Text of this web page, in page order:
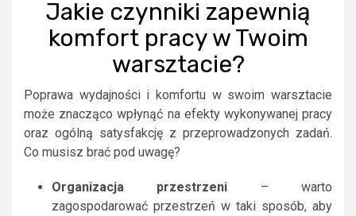
Jakie czynniki zapewnią
komfort pracy w Twoim
warsztacie?
Poprawa wydajności i komfortu w swoim warsztacie
może znacząco wpłynąć na efekty wykonywanej pracy
oraz ogólną satysfakcję z przeprowadzonych zadań.
Co musisz brać pod uwagę?
Organizacja przestrzeni – warto
zagospodarować przestrzeń w taki sposób, aby